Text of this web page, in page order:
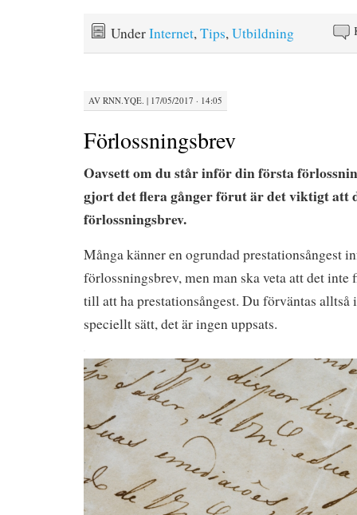
UnderInternet,Tips,Utbildning
AV RNN.YQE. | 17/05/2017 · 14:05
Förlossningsbrev
Oavsett om du står inför din första
gjort det flera gånger förut är det viktigt att
förlossningsbrev.
Många känner en ogrundad prestationsångest
förlossningsbrev, men man ska veta att det inte
till att ha prestationsångest. Du förväntas alltså
speciellt sätt, det är ingen uppsats.